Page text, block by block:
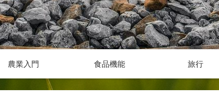
農業入門 食品機能 旅行